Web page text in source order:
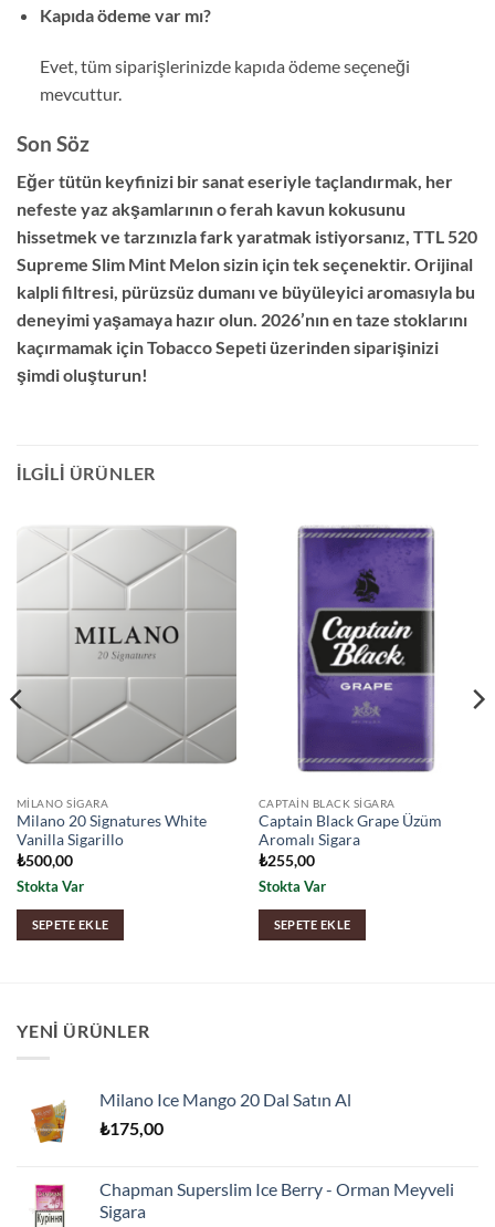
Kapıda ödeme var mı?
Evet, tüm siparişlerinizde kapıda ödeme seçeneği
mevcuttur.
Son Söz
Eğer tütün keyfinizi bir sanat eseriyle taçlandırmak, her
nefeste yaz akşamlarının o ferah kavun kokusunu
hissetmek ve tarzınızla fark yaratmak istiyorsanız, TTL 520
Supreme Slim Mint Melon sizin için tek seçenektir. Orijinal
kalpli filtresi, pürüzsüz dumanı ve büyüleyici aromasıyla bu
deneyimi yaşamaya hazır olun. 2026’nın en taze stoklarını
kaçırmamak için Tobacco Sepeti üzerinden siparişinizi
şimdi oluşturun!
İLGILI ÜRÜNLER
MILANO SIGARA
Milano 20 Signatures White
Vanilla Sigarillo
₺500,00
Stokta Var
SEPETE EKLE
CAPTAIN BLACK SIGARA
Captain Black Grape Üzüm
Aromalı Sigara
₺255,00
Stokta Var
SEPETE EKLE
YENI ÜRÜNLER
Milano Ice Mango 20 Dal Satın Al
₺175,00
Chapman Superslim Ice Berry - Orman Meyveli
Sigara